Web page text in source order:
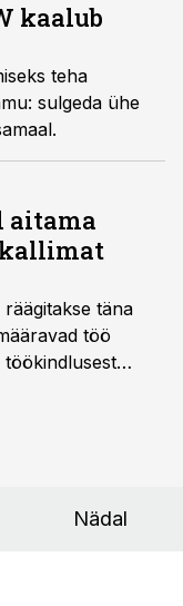
kaalub
teha
sulgeda ühe
aitama
täna
töö
töökindlusest
Nädal